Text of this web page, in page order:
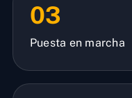
03
Puesta en marcha